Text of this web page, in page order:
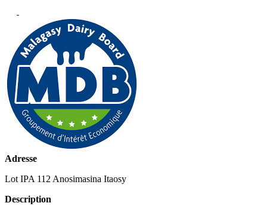
Adresse
Lot IPA 112 Anosimasina Itaosy
Description